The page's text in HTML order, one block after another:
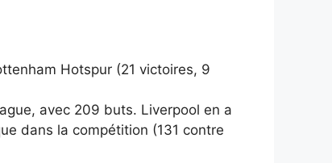
Hotspur (21 victoires, 9
avec 209 buts. Liverpool en a
dans la compétition (131 contre